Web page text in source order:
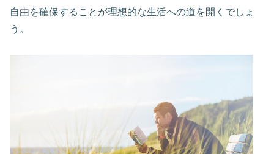
自由を確保することが理想的な生活への道を開くでしょ
う。